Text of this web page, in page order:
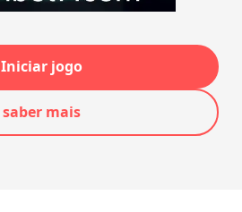
Iniciar jogo
saber mais